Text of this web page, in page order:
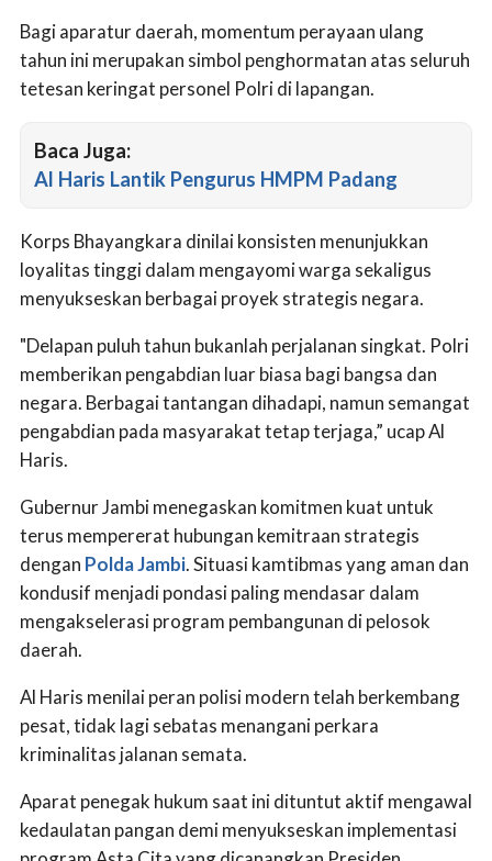
Bagi aparatur daerah, momentum perayaan ulang
tahun ini merupakan simbol penghormatan atas seluruh
tetesan keringat personel Polri di lapangan.
Baca Juga:
Al Haris Lantik Pengurus HMPM Padang
Korps Bhayangkara dinilai konsisten menunjukkan
loyalitas tinggi dalam mengayomi warga sekaligus
menyukseskan berbagai proyek strategis negara.
"Delapan puluh tahun bukanlah perjalanan singkat. Polri
memberikan pengabdian luar biasa bagi bangsa dan
negara. Berbagai tantangan dihadapi, namun semangat
pengabdian pada masyarakat tetap terjaga,” ucap Al
Haris.
Gubernur Jambi menegaskan komitmen kuat untuk
terus mempererat hubungan kemitraan strategis
dengan Polda Jambi. Situasi kamtibmas yang aman dan
kondusif menjadi pondasi paling mendasar dalam
mengakselerasi program pembangunan di pelosok
daerah.
Al Haris menilai peran polisi modern telah berkembang
pesat, tidak lagi sebatas menangani perkara
kriminalitas jalanan semata.
Aparat penegak hukum saat ini dituntut aktif mengawal
kedaulatan pangan demi menyukseskan implementasi